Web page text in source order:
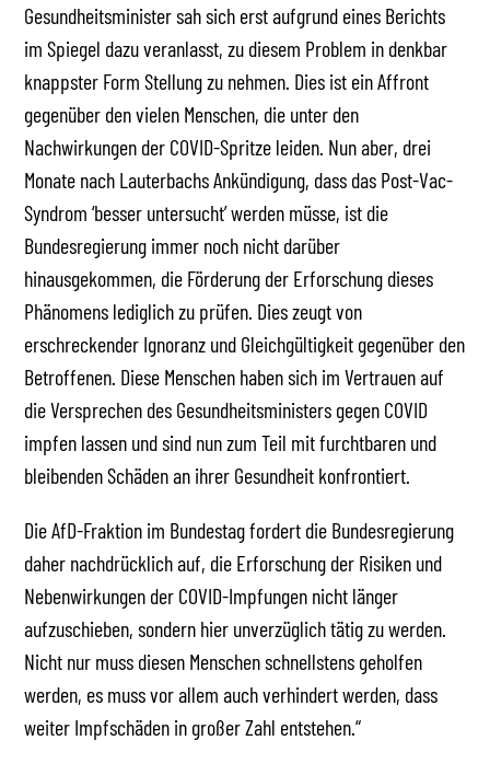
Gesundheitsminister sah sich erst aufgrund eines Berichts
im Spiegel dazu veranlasst, zu diesem Problem in denkbar
knappster Form Stellung zu nehmen. Dies ist ein Affront
gegenüber den vielen Menschen, die unter den
Nachwirkungen der COVID-Spritze leiden. Nun aber, drei
Monate nach Lauterbachs Ankündigung, dass das Post-Vac-
Syndrom ‘besser untersucht’ werden müsse, ist die
Bundesregierung immer noch nicht darüber
hinausgekommen, die Förderung der Erforschung dieses
Phänomens lediglich zu prüfen. Dies zeugt von
erschreckender Ignoranz und Gleichgültigkeit gegenüber den
Betroffenen. Diese Menschen haben sich im Vertrauen auf
die Versprechen des Gesundheitsministers gegen COVID
impfen lassen und sind nun zum Teil mit furchtbaren und
bleibenden Schäden an ihrer Gesundheit konfrontiert.
Die AfD-Fraktion im Bundestag fordert die Bundesregierung
daher nachdrücklich auf, die Erforschung der Risiken und
Nebenwirkungen der COVID-Impfungen nicht länger
aufzuschieben, sondern hier unverzüglich tätig zu werden.
Nicht nur muss diesen Menschen schnellstens geholfen
werden, es muss vor allem auch verhindert werden, dass
weiter Impfschäden in großer Zahl entstehen.“